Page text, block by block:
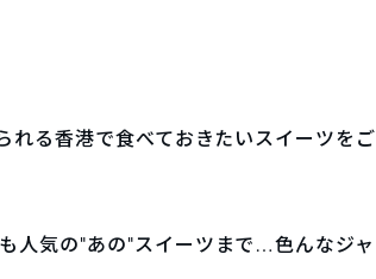
れる香港で食べておきたいスイーツをご
人気の”あの”スイーツまで…色んなジャ